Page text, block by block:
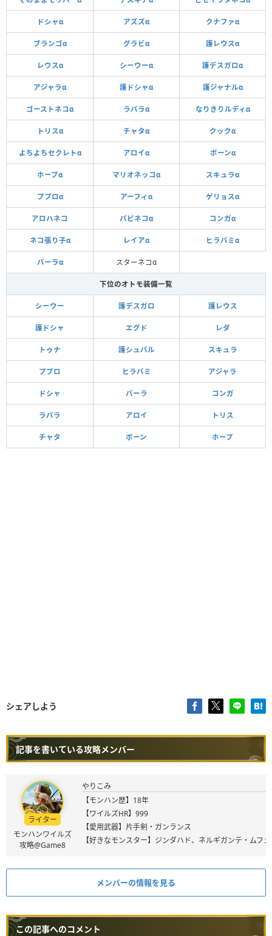
ドシャα アズズα クナファα
ブランゴα グラビα 護レウスα
レウスα シーウーα 護デスガロα
アジャラα 護ドシャα 護ジャナルα
ゴーストネコα ラバラα なりきりルディα
トリスα チャタα クックα
よちよちセクレトα アロイα ボーンα
ホープα マリオネッコα スキュラα
ププロα アーフィα ゲリョスα
アロハネコ パピネコα コンガα
ネコ張り子α レイアα ヒラバミα
バーラα スターネコα
下位のオトモ装備一覧
シーウー 護デスガロ 護レウス
護ドシャ エグド レダ
トゥナ 護シュバル スキュラ
ププロ ヒラバミ アジャラ
ドシャ バーラ コンガ
ラバラ アロイ トリス
チャタ ボーン ホープ
シェアしよう
記事を書いている攻略メンバー
ライター
モンハンワイルズ
攻略@Game8
やりこみ
【モンハン歴】18年
【ワイルズHR】999
【愛用武器】片手剣・ガンランス
【好きなモンスター】ジンダハド、ネルギガンテ・ムフ
メンバーの情報を見る
この記事へのコメント